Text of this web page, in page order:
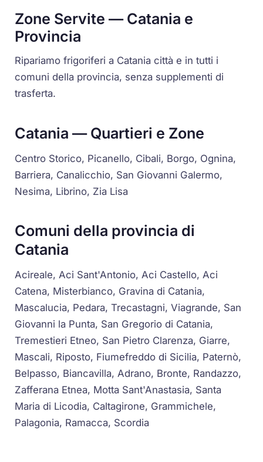
Zone Servite — Catania e
Provincia
Ripariamo frigoriferi a Catania città e in tutti i
comuni della provincia, senza supplementi di
trasferta.
Catania — Quartieri e Zone
Centro Storico, Picanello, Cibali, Borgo, Ognina,
Barriera, Canalicchio, San Giovanni Galermo,
Nesima, Librino, Zia Lisa
Comuni della provincia di
Catania
Acireale, Aci Sant'Antonio, Aci Castello, Aci
Catena, Misterbianco, Gravina di Catania,
Mascalucia, Pedara, Trecastagni, Viagrande, San
Giovanni la Punta, San Gregorio di Catania,
Tremestieri Etneo, San Pietro Clarenza, Giarre,
Mascali, Riposto, Fiumefreddo di Sicilia, Paternò,
Belpasso, Biancavilla, Adrano, Bronte, Randazzo,
Zafferana Etnea, Motta Sant'Anastasia, Santa
Maria di Licodia, Caltagirone, Grammichele,
Palagonia, Ramacca, Scordia